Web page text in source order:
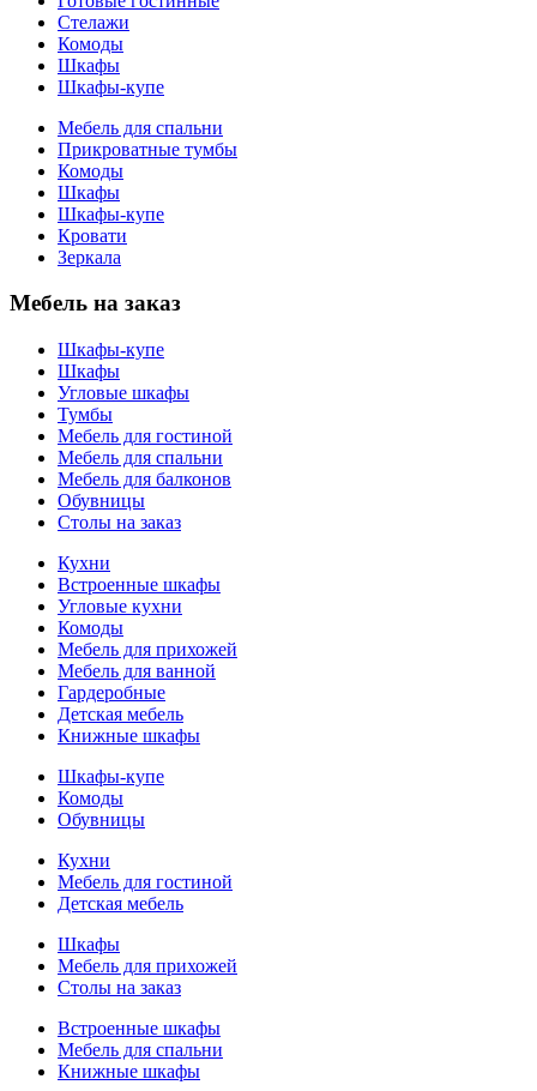
Стелажи
Комоды
Шкафы
Шкафы-купе
Мебель для спальни
Прикроватные тумбы
Комоды
Шкафы
Шкафы-купе
Кровати
Зеркала
Мебель на заказ
Шкафы-купе
Шкафы
Угловые шкафы
Тумбы
Мебель для гостиной
Мебель для спальни
Мебель для балконов
Обувницы
Столы на заказ
Кухни
Встроенные шкафы
Угловые кухни
Комоды
Мебель для прихожей
Мебель для ванной
Гардеробные
Детская мебель
Книжные шкафы
Шкафы-купе
Комоды
Обувницы
Кухни
Мебель для гостиной
Детская мебель
Шкафы
Мебель для прихожей
Столы на заказ
Встроенные шкафы
Мебель для спальни
Книжные шкафы